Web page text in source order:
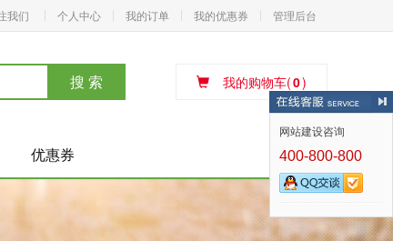
我们 个人中心 我的订单 我的优惠券 管理后台
优惠券
搜 索 我的购物车(0)
网站建设咨询
400-800-800